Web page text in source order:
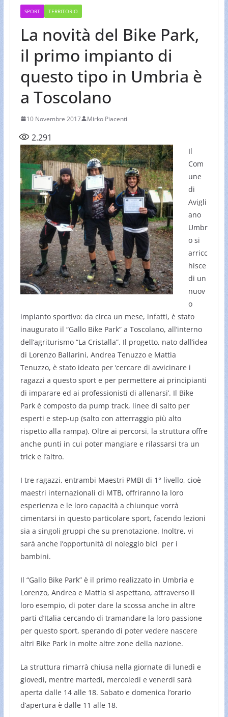
SPORT TERRITORIO
La novità del Bike Park,
il primo impianto di
questo tipo in Umbria è
a Toscolano
10 Novembre 2017 Mirko Piacenti
2.291
Il
Com
une
di
Avigli
ano
Umbr
o si
arricc
hisce
di un
nuov
o
impianto sportivo: da circa un mese, infatti, è stato
inaugurato il “Gallo Bike Park” a Toscolano, all’interno
dell’agriturismo “La Cristalla”. Il progetto, nato dall’idea
di Lorenzo Ballarini, Andrea Tenuzzo e Mattia
Tenuzzo, è stato ideato per ‘cercare di avvicinare i
ragazzi a questo sport e per permettere ai principianti
di imparare ed ai professionisti di allenarsi’. Il Bike
Park è composto da pump track, linee di salto per
esperti e step-up (salto con atterraggio più alto
rispetto alla rampa). Oltre ai percorsi, la struttura offre
anche punti in cui poter mangiare e rilassarsi tra un
trick e l’altro.
I tre ragazzi, entrambi Maestri PMBI di 1° livello, cioè
maestri internazionali di MTB, offriranno la loro
esperienza e le loro capacità a chiunque vorrà
cimentarsi in questo particolare sport, facendo lezioni
sia a singoli gruppi che su prenotazione. Inoltre, vi
sarà anche l’opportunità di noleggio bici per i
bambini.
Il “Gallo Bike Park” è il primo realizzato in Umbria e
Lorenzo, Andrea e Mattia si aspettano, attraverso il
loro esempio, di poter dare la scossa anche in altre
parti d’Italia cercando di tramandare la loro passione
per questo sport, sperando di poter vedere nascere
altri Bike Park in molte altre zone della nazione.
La struttura rimarrà chiusa nella giornate di lunedì e
giovedì, mentre martedì, mercoledì e venerdì sarà
aperta dalle 14 alle 18. Sabato e domenica l’orario
d’apertura è dalle 11 alle 18.